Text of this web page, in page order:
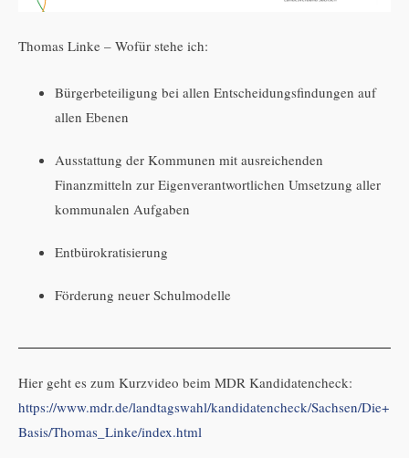
Thomas Linke – Wofür stehe ich:
Bürgerbeteiligung bei allen Entscheidungsfindungen auf
allen Ebenen
Ausstattung der Kommunen mit ausreichenden
Finanzmitteln zur Eigenverantwortlichen Umsetzung aller
kommunalen Aufgaben
Entbürokratisierung
Förderung neuer Schulmodelle
Hier geht es zum Kurzvideo beim MDR Kandidatencheck:
https://www.mdr.de/landtagswahl/kandidatencheck/Sachsen/Die+
Basis/Thomas_Linke/index.html